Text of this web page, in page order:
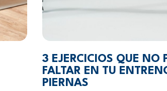
3 EJERCICIOS QUE NO
FALTAR EN TU
PIERNAS